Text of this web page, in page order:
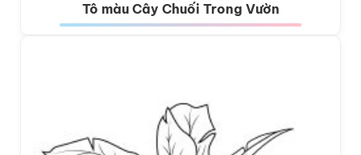
Tô màu Cây Chuối Trong Vườn